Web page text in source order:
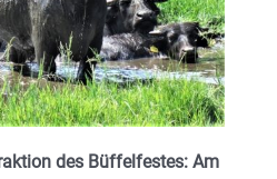
des Büffelfestes: Am